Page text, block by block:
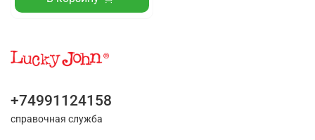
+74991124158
справочная служба